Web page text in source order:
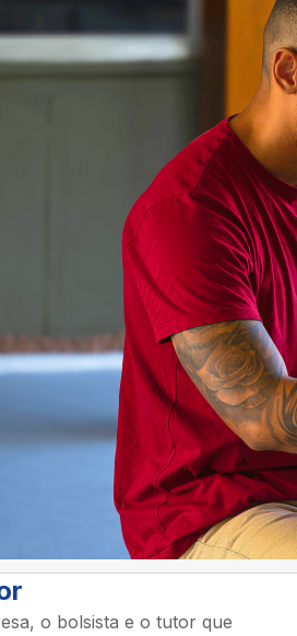
o bolsista e o tutor que